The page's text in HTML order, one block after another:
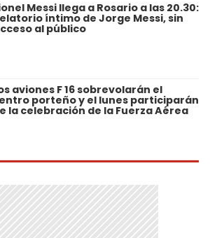
Messi llega a Rosario a las 20.30:
íntimo de Jorge Messi, sin
al público
aviones F 16 sobrevolarán el
porteño y el lunes participarán
la celebración de la Fuerza Aérea